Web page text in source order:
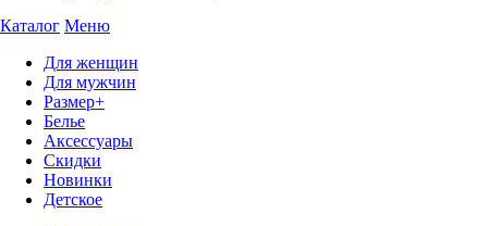
Каталог Меню
Для женщин
Для мужчин
Размер+
Белье
Аксессуары
Скидки
Новинки
Детское